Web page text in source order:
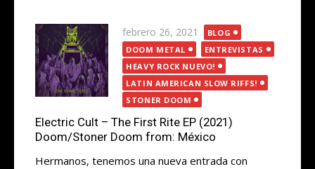
Publicada
el
febrero 26, 2021
BLOG
DOOM METAL
ENTREVISTAS
HEAVY ROCK NUEVO!
LATIN AMERICAN SLOW RIFFS!
STONER DOOM
Electric Cult – The First Rite EP (2021)
Doom/Stoner Doom from: México
Hermanos, tenemos una nueva entrada con